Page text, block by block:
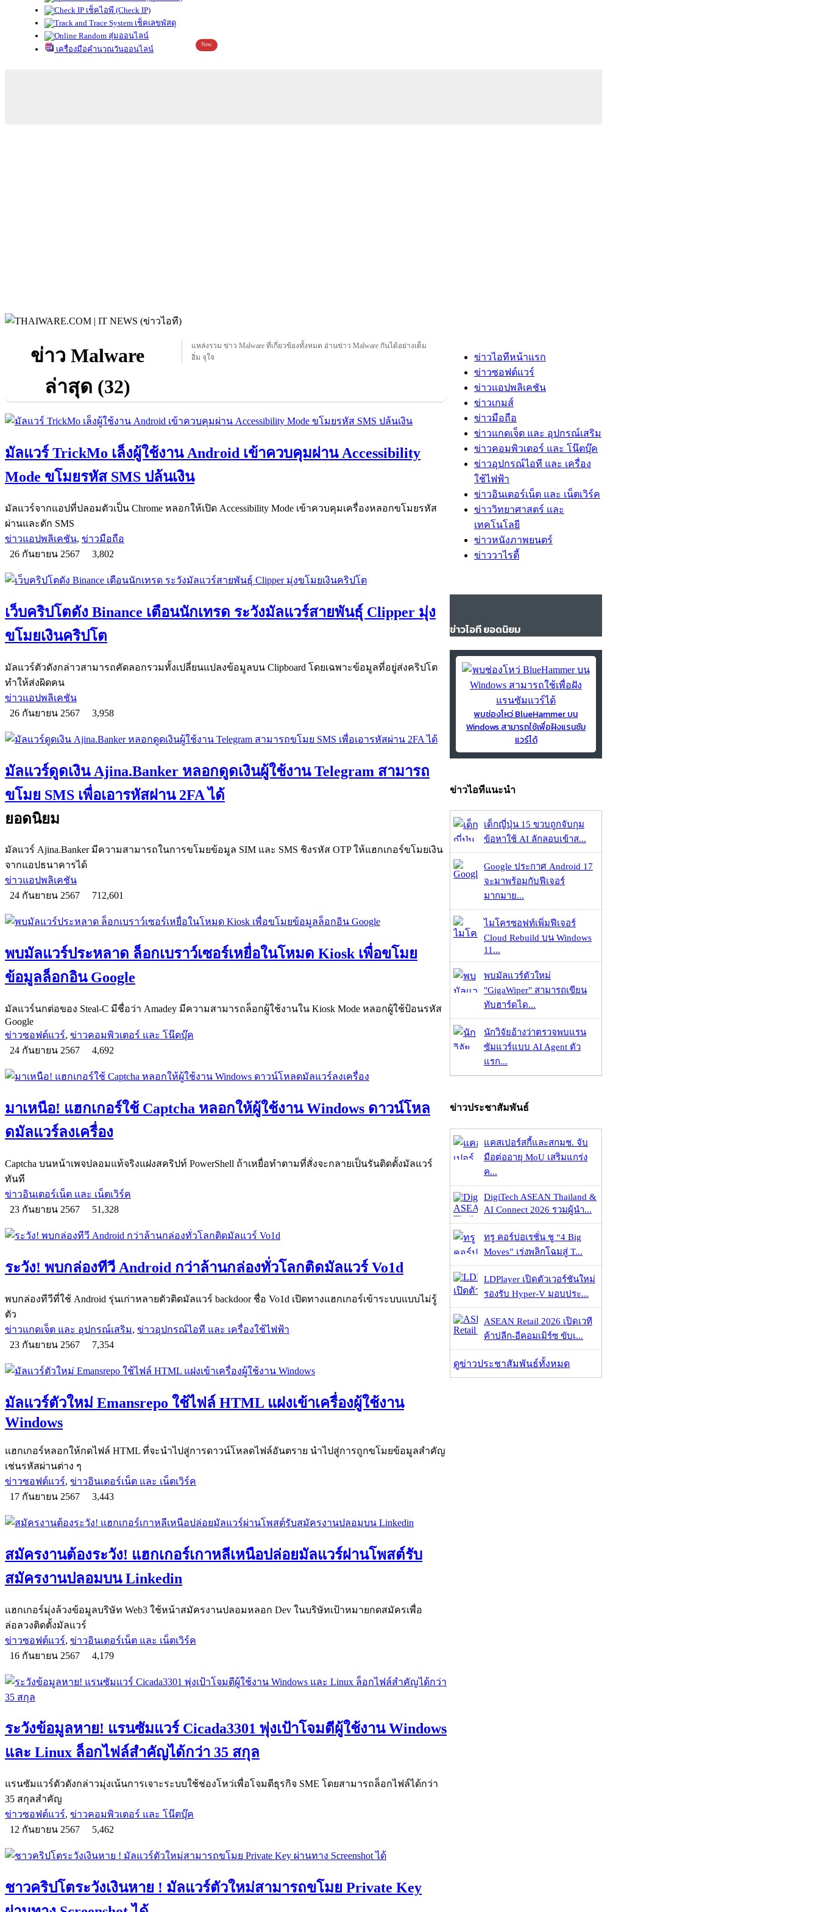
เช็คไอพี (Check IP)
เช็คเลขพัสดุ
สุ่มออนไลน์
เครื่องมือคำนวณวันออนไลน์
New
ข่าว Malware
ล่าสุด (32)
แหล่งรวม ข่าว Malware ที่เกี่ยวข้องทั้งหมด อ่านข่าว Malware กันได้อย่างเต็ม
อิ่ม จุใจ
มัลแวร์ TrickMo เล็งผู้ใช้งาน Android เข้าควบคุมผ่าน Accessibility
Mode ขโมยรหัส SMS ปล้นเงิน
มัลแวร์จากแอปที่ปลอมตัวเป็น Chrome หลอกให้เปิด Accessibility Mode เข้าควบคุมเครื่องหลอกขโมยรหัส
ผ่านและดัก SMS
ข่าวแอปพลิเคชัน, ข่าวมือถือ
26 กันยายน 2567
3,802
เว็บคริปโตดัง Binance เตือนนักเทรด ระวังมัลแวร์สายพันธุ์ Clipper มุ่ง
ขโมยเงินคริปโต
มัลแวร์ตัวดังกล่าวสามารถคัดลอกรวมทั้งเปลี่ยนแปลงข้อมูลบน Clipboard โดยเฉพาะข้อมูลที่อยู่ส่งคริปโต
ทำให้ส่งผิดคน
ข่าวแอปพลิเคชัน
26 กันยายน 2567
3,958
มัลแวร์ดูดเงิน Ajina.Banker หลอกดูดเงินผู้ใช้งาน Telegram สามารถ
ขโมย SMS เพื่อเอารหัสผ่าน 2FA ได้
ยอดนิยม
มัลแวร์ Ajina.Banker มีความสามารถในการขโมยข้อมูล SIM และ SMS ชิงรหัส OTP ให้แฮกเกอร์ขโมยเงิน
จากแอปธนาคารได้
ข่าวแอปพลิเคชัน
24 กันยายน 2567
712,601
พบมัลแวร์ประหลาด ล็อกเบราว์เซอร์เหยื่อในโหมด Kiosk เพื่อขโมย
ข้อมูลล็อกอิน Google
มัลแวร์นกต่อของ Steal-C มีชื่อว่า Amadey มีความสามารถล็อกผู้ใช้งานใน Kiosk Mode หลอกผู้ใช้ป้อนรหัส
Google
ข่าวซอฟต์แวร์, ข่าวคอมพิวเตอร์ และ โน๊ตบุ๊ค
24 กันยายน 2567
4,692
มาเหนือ! แฮกเกอร์ใช้ Captcha หลอกให้ผู้ใช้งาน Windows ดาวน์โหล
ดมัลแวร์ลงเครื่อง
Captcha บนหน้าเพจปลอมแท้จริงแฝงสคริปท์ PowerShell ถ้าเหยื่อทำตามที่สั่งจะกลายเป็นรันติดตั้งมัลแวร์
ทันที
ข่าวอินเตอร์เน็ต และ เน็ตเวิร์ค
23 กันยายน 2567
51,328
ระวัง! พบกล่องทีวี Android กว่าล้านกล่องทั่วโลกติดมัลแวร์ Vo1d
พบกล่องทีวีที่ใช้ Android รุ่นเก่าหลายตัวติดมัลแวร์ backdoor ชื่อ Vo1d เปิดทางแฮกเกอร์เข้าระบบแบบไม่รู้
ตัว
ข่าวแกดเจ็ต และ อุปกรณ์เสริม, ข่าวอุปกรณ์ไอที และ เครื่องใช้ไฟฟ้า
23 กันยายน 2567
7,354
มัลแวร์ตัวใหม่ Emansrepo ใช้ไฟล์ HTML แฝงเข้าเครื่องผู้ใช้งาน
Windows
แฮกเกอร์หลอกให้กดไฟล์ HTML ที่จะนำไปสู่การดาวน์โหลดไฟล์อันตราย นำไปสู่การถูกขโมยข้อมูลสำคัญ
เช่นรหัสผ่านต่าง ๆ
ข่าวซอฟต์แวร์, ข่าวอินเตอร์เน็ต และ เน็ตเวิร์ค
17 กันยายน 2567
3,443
สมัครงานต้องระวัง! แฮกเกอร์เกาหลีเหนือปล่อยมัลแวร์ผ่านโพสต์รับ
สมัครงานปลอมบน Linkedin
แฮกเกอร์มุ่งล้วงข้อมูลบริษัท Web3 ใช้หน้าสมัครงานปลอมหลอก Dev ในบริษัทเป้าหมายกดสมัครเพื่อ
ล่อลวงติดตั้งมัลแวร์
ข่าวซอฟต์แวร์, ข่าวอินเตอร์เน็ต และ เน็ตเวิร์ค
16 กันยายน 2567
4,179
ระวังข้อมูลหาย! แรนซัมแวร์ Cicada3301 พุ่งเป้าโจมตีผู้ใช้งาน Windows
และ Linux ล็อกไฟล์สำคัญได้กว่า 35 สกุล
แรนซัมแวร์ตัวดังกล่าวมุ่งเน้นการเจาะระบบใช้ช่องโหว่เพื่อโจมตีธุรกิจ SME โดยสามารถล็อกไฟล์ได้กว่า
35 สกุลสำคัญ
ข่าวซอฟต์แวร์, ข่าวคอมพิวเตอร์ และ โน๊ตบุ๊ค
12 กันยายน 2567
5,462
ชาวคริปโตระวังเงินหาย ! มัลแวร์ตัวใหม่สามารถขโมย Private Key
ข่าวไอทีหน้าแรก
ข่าวซอฟต์แวร์
ข่าวแอปพลิเคชัน
ข่าวเกมส์
ข่าวมือถือ
ข่าวแกดเจ็ต และ อุปกรณ์เสริม
ข่าวคอมพิวเตอร์ และ โน๊ตบุ๊ค
ข่าวอุปกรณ์ไอที และ เครื่อง
ใช้ไฟฟ้า
ข่าวอินเตอร์เน็ต และ เน็ตเวิร์ค
ข่าววิทยาศาสตร์ และ
เทคโนโลยี
ข่าวหนังภาพยนตร์
ข่าววาไรตี้
ข่าวไอที ยอดนิยม
พบช่องโหว่ BlueHammer บน
Windows สามารถใช้เพื่อฝังแรนซัม
แวร์ได้
ข่าวไอทีแนะนำ
เด็กญี่ปุ่น 15 ขวบถูกจับกุม
ข้อหาใช้ AI ลักลอบเข้าส...
Google ประกาศ Android 17
จะมาพร้อมกับฟีเจอร์
มากมาย...
ไมโครซอฟท์เพิ่มฟีเจอร์
Cloud Rebuild บน Windows
11...
พบมัลแวร์ตัวใหม่
"GigaWiper" สามารถเขียน
ทับฮาร์ดได...
นักวิจัยอ้างว่าตรวจพบแรน
ซัมแวร์แบบ AI Agent ตัว
แรก...
ข่าวประชาสัมพันธ์
แคสเปอร์สกี้และสกมช. จับ
มือต่ออายุ MoU เสริมแกร่ง
ค...
DigiTech ASEAN Thailand &
AI Connect 2026 รวมผู้นำ...
ทรู คอร์ปอเรชั่น ชู “4 Big
Moves” เร่งพลิกโฉมสู่ T...
LDPlayer เปิดตัวเวอร์ชันใหม่
รองรับ Hyper-V มอบประ...
ASEAN Retail 2026 เปิดเวที
ค้าปลีก-อีคอมเมิร์ซ ขับเ...
ดูข่าวประชาสัมพันธ์ทั้งหมด